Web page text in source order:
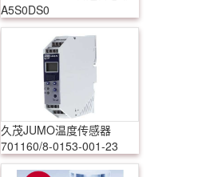
A5S0DS0
久茂JUMO温度传感器
701160/8-0153-001-23